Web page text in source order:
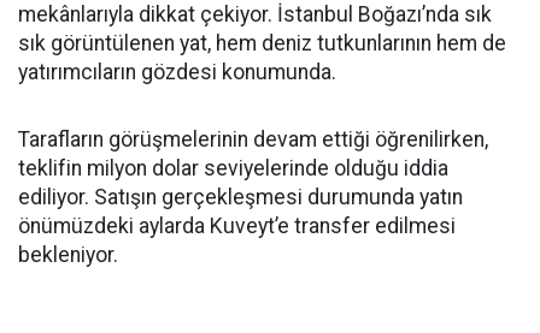
mekânlarıyla dikkat çekiyor. İstanbul Boğazı’nda sık
sık görüntülenen yat, hem deniz tutkunlarının hem de
yatırımcıların gözdesi konumunda.
Tarafların görüşmelerinin devam ettiği öğrenilirken,
teklifin milyon dolar seviyelerinde olduğu iddia
ediliyor. Satışın gerçekleşmesi durumunda yatın
önümüzdeki aylarda Kuveyt’e transfer edilmesi
bekleniyor.